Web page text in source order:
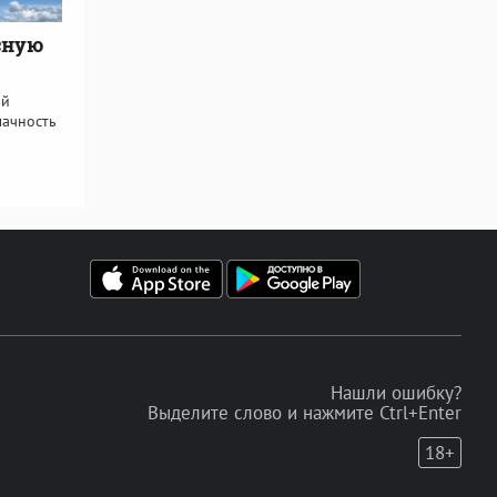
Нашли ошибку?
Выделите слово и нажмите Ctrl+Enter
18+